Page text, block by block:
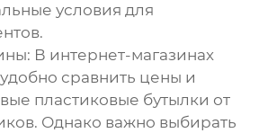
условия для
В интернет-магазинах
сравнить цены и
пластиковые бутылки от
Однако важно выбирать